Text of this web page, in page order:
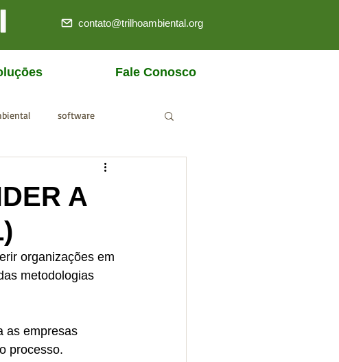
contato@trilhoambiental.org
Fale Conosco
software
A
organizações em
metodologias
as empresas
processo.